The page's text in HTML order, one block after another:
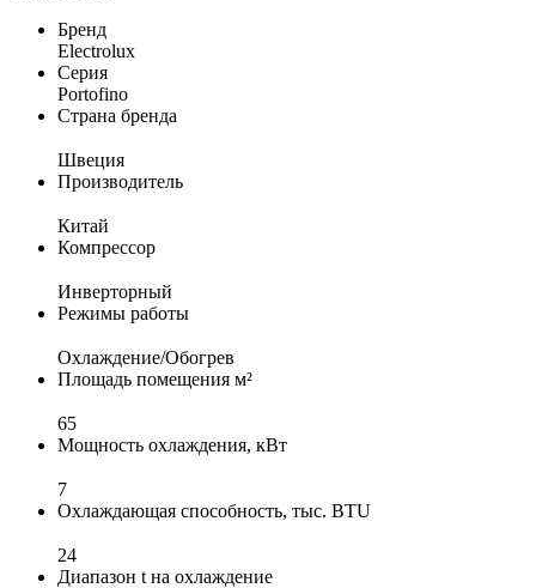
Бренд
Electrolux
Серия
Portofino
Страна бренда
Швеция
Производитель
Китай
Компрессор
Инверторный
Режимы работы
Охлаждение/Обогрев
Площадь помещения м²
65
Мощность охлаждения, кВт
7
Охлаждающая способность, тыс. BTU
24
Диапазон t на охлаждение